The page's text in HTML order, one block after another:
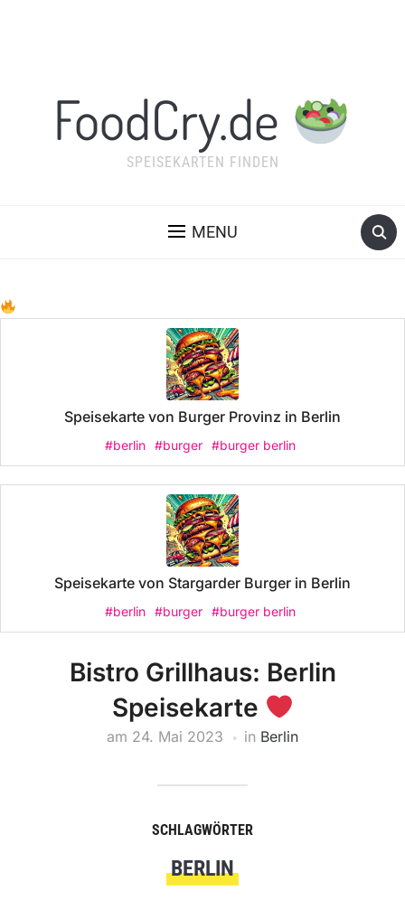
FoodCry.de
SPEISEKARTEN FINDEN
MENU
Speisekarte von Burger Provinz in Berlin
#berlin #burger #burger berlin
Speisekarte von Stargarder Burger in Berlin
#berlin #burger #burger berlin
Bistro Grillhaus: Berlin
Speisekarte
am 24. Mai 2023 in Berlin
SCHLAGWÖRTER
BERLIN